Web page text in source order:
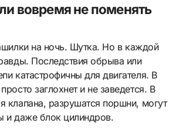
вовремя не поменять
на ночь. Шутка. Но в каждой
Последствия обрыва или
катастрофичны для двигателя. В
заглохнет и не заведется. В
клапана, разрушатся поршни, могут
и даже блок цилиндров.